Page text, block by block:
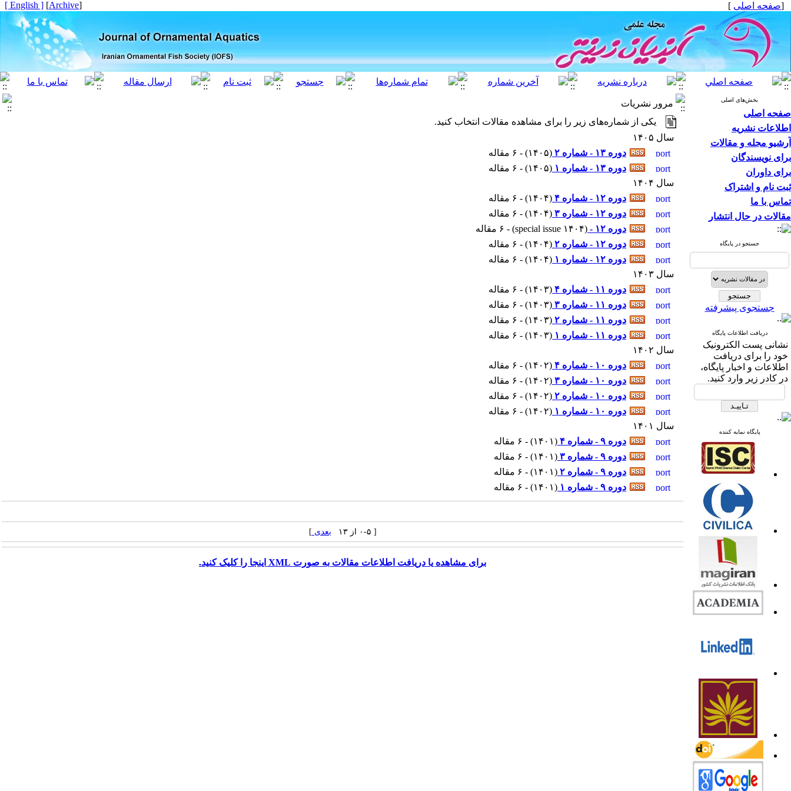
[صفحه اصلی ]
[
Archive
]
[ English ]
بخش‌های اصلی
صفحه اصلی
اطلاعات نشریه
آرشیو مجله و مقالات
برای نویسندگان
برای داوران
ثبت نام و اشتراک
تماس با ما
مقالات در حال انتشار
جستجو در پایگاه
جستجوی پیشرفته
دریافت اطلاعات پایگاه
نشانی پست الکترونیک
خود را برای دریافت
اطلاعات و اخبار پایگاه،
در کادر زیر وارد کنید.
پایگاه نمایه کننده
مرور نشریات
یکی از شماره‌های زیر را برای مشاهده مقالات انتخاب کنید.
سال ۱۴۰۵
دوره ۱۳ - شماره ۲
(۱۴۰۵) - ۶ مقاله
دوره ۱۳ - شماره ۱
(۱۴۰۵) - ۶ مقاله
سال ۱۴۰۴
دوره ۱۲ - شماره ۴
(۱۴۰۴) - ۶ مقاله
دوره ۱۲ - شماره ۳
(۱۴۰۴) - ۶ مقاله
دوره ۱۲ -
(special issue ۱۴۰۴) - ۶ مقاله
دوره ۱۲ - شماره ۲
(۱۴۰۴) - ۶ مقاله
دوره ۱۲ - شماره ۱
(۱۴۰۴) - ۶ مقاله
سال ۱۴۰۳
دوره ۱۱ - شماره ۴
(۱۴۰۳) - ۶ مقاله
دوره ۱۱ - شماره ۳
(۱۴۰۳) - ۶ مقاله
دوره ۱۱ - شماره ۲
(۱۴۰۳) - ۶ مقاله
دوره ۱۱ - شماره ۱
(۱۴۰۳) - ۶ مقاله
سال ۱۴۰۲
دوره ۱۰ - شماره ۴
(۱۴۰۲) - ۶ مقاله
دوره ۱۰ - شماره ۳
(۱۴۰۲) - ۶ مقاله
دوره ۱۰ - شماره ۲
(۱۴۰۲) - ۶ مقاله
دوره ۱۰ - شماره ۱
(۱۴۰۲) - ۶ مقاله
سال ۱۴۰۱
دوره ۹ - شماره ۴
(۱۴۰۱) - ۶ مقاله
دوره ۹ - شماره ۳
(۱۴۰۱) - ۶ مقاله
دوره ۹ - شماره ۲
(۱۴۰۱) - ۶ مقاله
دوره ۹ - شماره ۱
(۱۴۰۱) - ۶ مقاله
[ ۰-۵ از ۱۳ بعدی ]
برای مشاهده یا دریافت اطلاعات مقالات به صورت XML اینجا را کلیک کنید.